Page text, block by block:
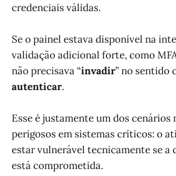
credenciais válidas.
Se o painel estava disponível na
validação adicional forte, como
não precisava “invadir” no sentido
autenticar.
Esse é justamente um dos cenários
perigosos em sistemas críticos: o
estar vulnerável tecnicamente se a
está comprometida.